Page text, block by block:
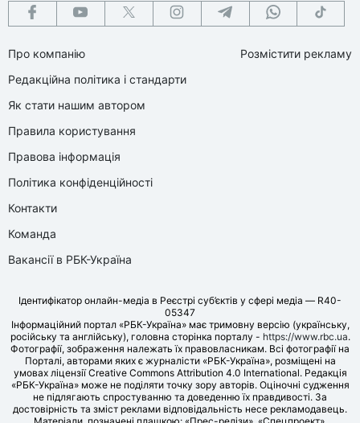
Про компанію
Редакційна політика і стандарти
Як стати нашим автором
Правила користування
Правова інформація
Політика конфіденційності
Контакти
Команда
Вакансії в РБК-Україна
Розмістити рекламу
Ідентифікатор онлайн-медіа в Реєстрі суб’єктів у сфері медіа — R40-
05347
Інформаційний портал «РБК-Україна» має тримовну версію (українську,
російську та англійську), головна сторінка порталу - https://www.rbc.ua.
Фотографії, зображення належать їх правовласникам. Всі фотографії на
Порталі, авторами яких є журналісти «РБК-Україна», розміщені на
умовах ліцензії Creative Commons Attribution 4.0 International. Редакція
«РБК-Україна» може не поділяти точку зору авторів. Оціночні судження
не підлягають спростуванню та доведенню їх правдивості. За
достовірність та зміст реклами відповідальність несе рекламодавець.